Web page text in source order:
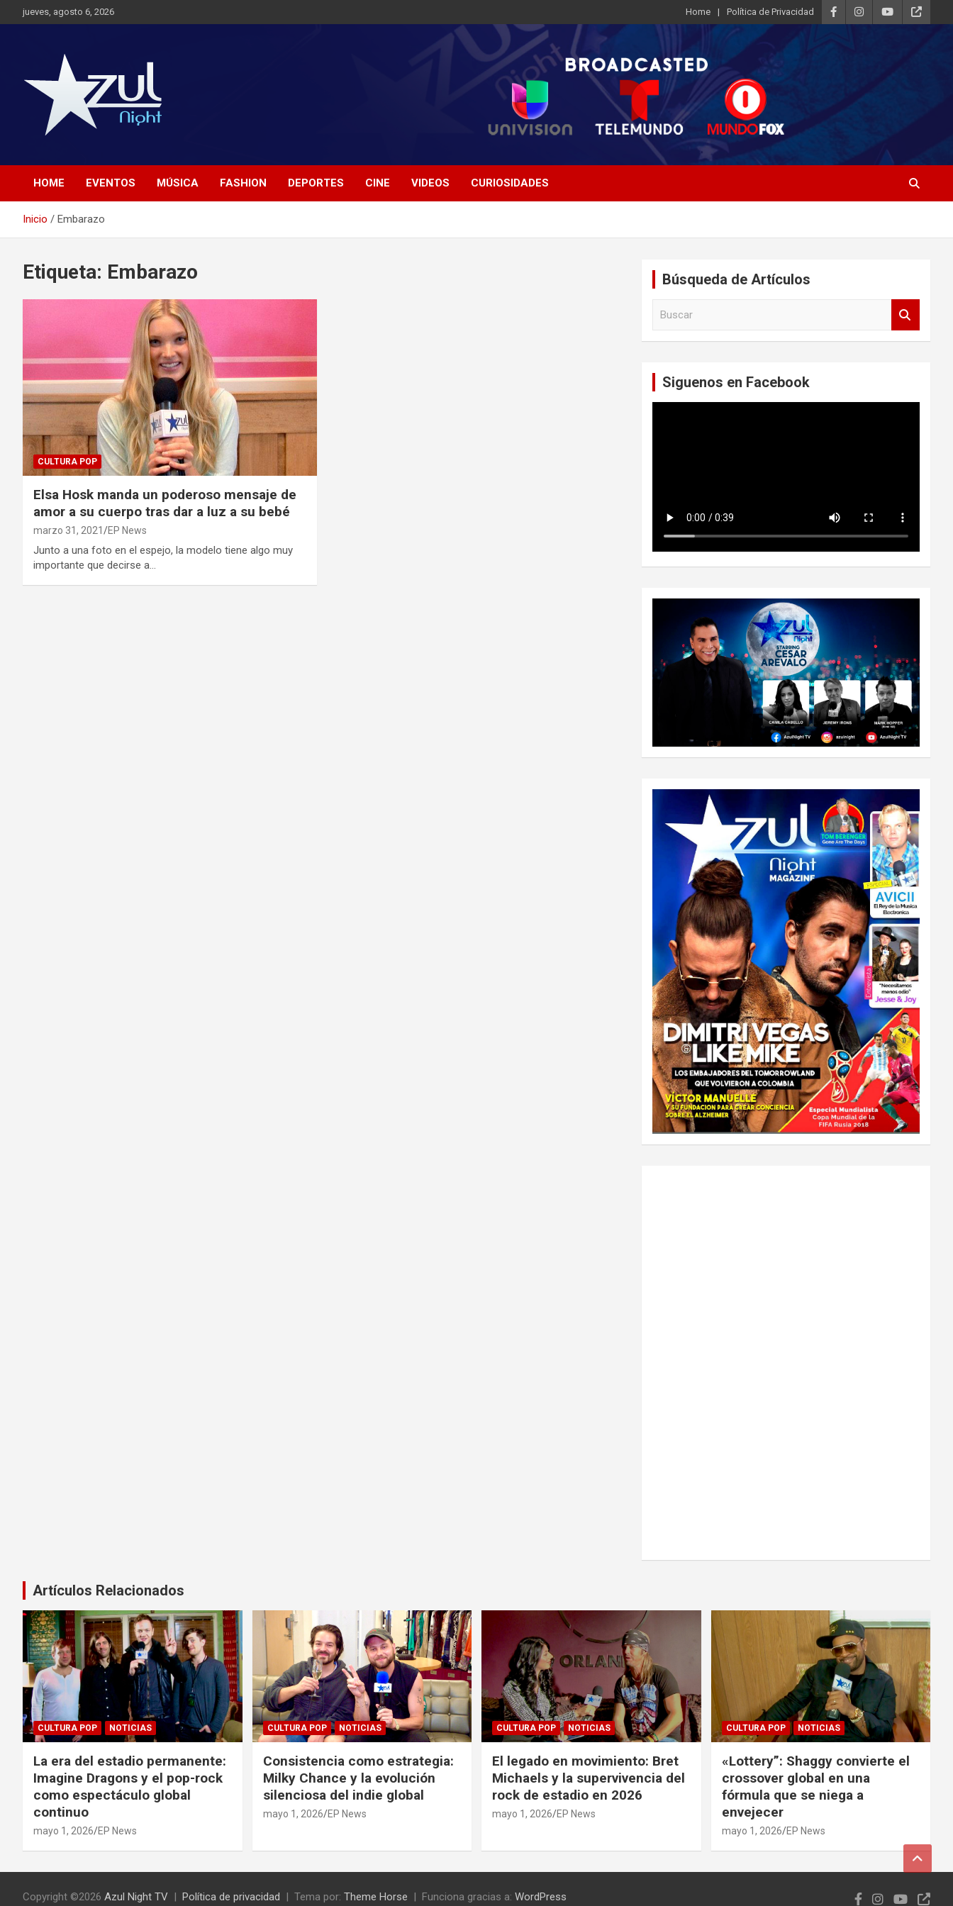
Saltar
al
jueves, agosto 6, 2026 Home Política de Privacidad
Azul Night TV
HOME EVENTOS MÚSICA FASHION DEPORTES CINE VIDEOS CURIOSIDADES
Inicio Embarazo
Etiqueta: Embarazo
CULTURA POP
Elsa Hosk manda un poderoso mensaje de
amor a su cuerpo tras dar a luz a su bebé
marzo 31, 2021 EP News
Junto a una foto en el espejo, la modelo tiene algo muy
importante que decirse a…
Búsqueda de Artículos
Siguenos en Facebook
Artículos Relacionados
CULTURA POP NOTICIAS
La era del estadio permanente:
Imagine Dragons y el pop-rock
como espectáculo global
continuo
mayo 1, 2026 EP News
CULTURA POP NOTICIAS
Consistencia como estrategia:
Milky Chance y la evolución
silenciosa del indie global
mayo 1, 2026 EP News
CULTURA POP NOTICIAS
El legado en movimiento: Bret
Michaels y la supervivencia del
rock de estadio en 2026
mayo 1, 2026 EP News
CULTURA POP NOTICIAS
«Lottery”: Shaggy convierte el
crossover global en una
fórmula que se niega a
envejecer
mayo 1, 2026 EP News
Copyright ©2026 Azul Night TV Política de privacidad Tema por: Theme Horse Funciona gracias a: WordPress